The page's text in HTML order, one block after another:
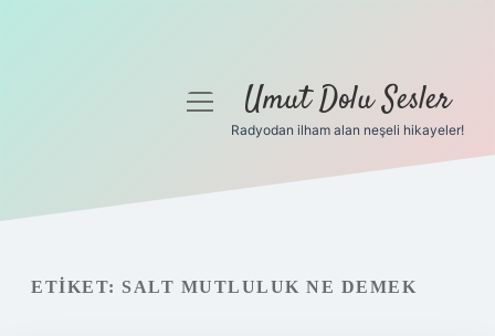
Gizlilik Politikası
menüyüUmut Dolu Sesler
Radyodan ilham alan neşeli hikayeler!
ETIKET: SALT MUTLULUK NE DEMEK